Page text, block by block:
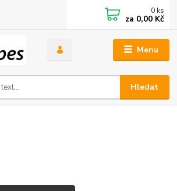
Menu
Hledat
0 ks
za 0,00 Kč